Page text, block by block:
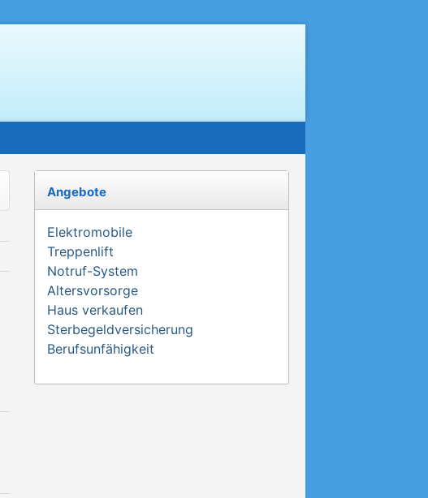
Angebote
Elektromobile
Treppenlift
Notruf-System
Altersvorsorge
Haus verkaufen
Sterbegeldversicherung
Berufsunfähigkeit